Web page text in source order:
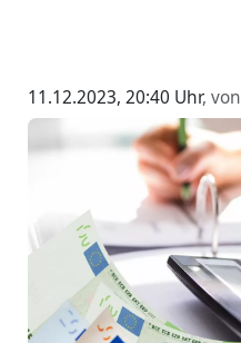
11.12.2023, 20:40 Uhr, von